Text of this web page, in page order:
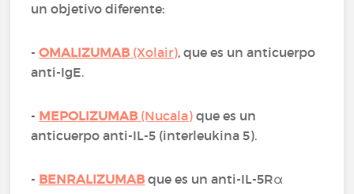
un objetivo diferente:
-OMALIZUMAB (Xolair), que es un anticuerpo
anti-IgE.
- MEPOLIZUMAB (Nucala) que es un
anticuerpo anti-IL-5 (interleukina 5).
- BENRALIZUMAB que es un anti-IL-5Rα